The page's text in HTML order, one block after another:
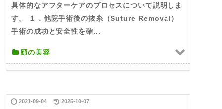
具体的なアフターケアのプロセスについて説明しま
す。 １．他院手術後の抜糸（Suture Removal）
手術の成功と安全性を確...
顔の美容
2021-09-04 2025-10-07